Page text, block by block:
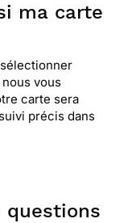
ma carte
vous
carte sera
précis dans
questions